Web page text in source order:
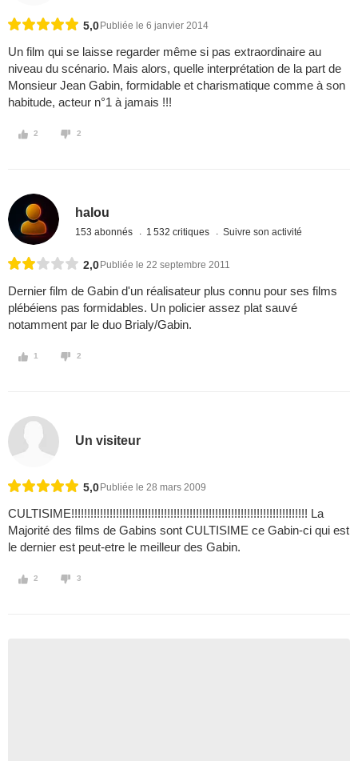
5,0 Publiée le 6 janvier 2014
Un film qui se laisse regarder même si pas extraordinaire au
niveau du scénario. Mais alors, quelle interprétation de la part de
Monsieur Jean Gabin, formidable et charismatique comme à son
habitude, acteur n°1 à jamais !!!
2 2
halou
153 abonnés 1 532 critiques Suivre son activité
2,0 Publiée le 22 septembre 2011
Dernier film de Gabin d'un réalisateur plus connu pour ses films
plébéiens pas formidables. Un policier assez plat sauvé
notamment par le duo Brialy/Gabin.
1 2
Un visiteur
5,0 Publiée le 28 mars 2009
CULTISIME!!!!!!!!!!!!!!!!!!!!!!!!!!!!!!!!!!!!!!!!!!!!!!!!!!!!!!!!!!!!!!!!!!!!!!!!!! La
Majorité des films de Gabins sont CULTISIME ce Gabin-ci qui est
le dernier est peut-etre le meilleur des Gabin.
2 3